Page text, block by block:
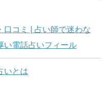
口コミ | 占い師で迷わな
い電話占いフィール
いとは